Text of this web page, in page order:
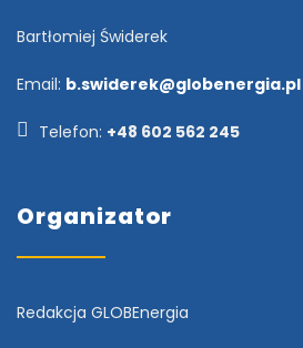
Bartłomiej Świderek
Email: b.swiderek@globenergia.pl
Telefon: +48 602 562 245
Organizator
Redakcja GLOBEnergia